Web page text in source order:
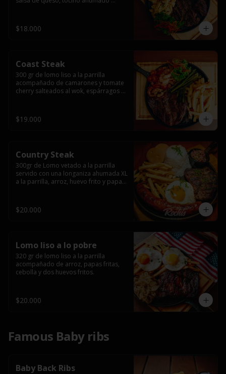
$18.000
Coast Steak
300 gr de lomo liso a la parrilla
acompañado de camarones y tomate
cherry salteados al wok, espárragos
$19.000
Country Steak
300gr de Lomo vetado a la parrilla
servido con una longaniza ahumada XL
a la parrilla, arroz, huevo frito y papas
$20.000
Lomo liso a lo pobre
320 gr de lomo liso a la parrilla
acompañado de arroz, papas fritas,
cebolla y dos huevos fritos.
$20.000
Famous Baby ribs
Baby Back Ribs